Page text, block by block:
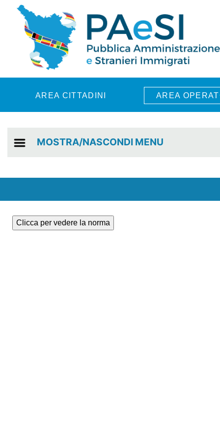
Skip to main content
AREA CITTADINI AREA
MOSTRA/NASCONDI MENU
Clicca per vedere la norma